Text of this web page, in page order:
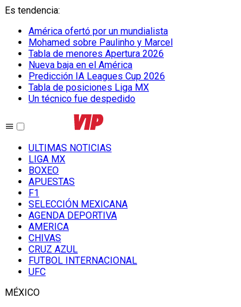
Es tendencia:
América ofertó por un mundialista
Mohamed sobre Paulinho y Marcel
Tabla de menores Apertura 2026
Nueva baja en el América
Predicción IA Leagues Cup 2026
Tabla de posiciones Liga MX
Un técnico fue despedido
ULTIMAS NOTICIAS
LIGA MX
BOXEO
APUESTAS
F1
SELECCIÓN MEXICANA
AGENDA DEPORTIVA
AMERICA
CHIVAS
CRUZ AZUL
FUTBOL INTERNACIONAL
UFC
MÉXICO